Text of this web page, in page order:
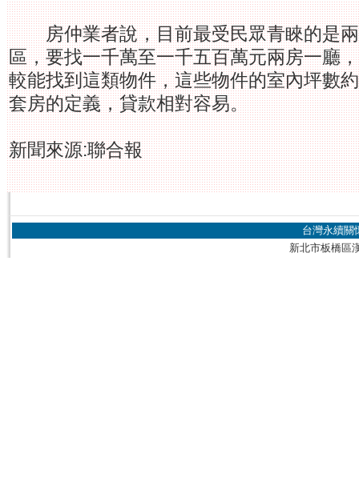
房仲業者說，目前最受民眾青睞的是兩
區，要找一千萬至一千五百萬元兩房一廳
較能找到這類物件，這些物件的室內坪數
套房的定義，貸款相對容易。
新聞來源:聯合報
台灣永續關
新北市板橋區